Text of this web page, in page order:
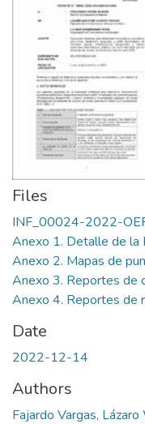
Files
INF_00024-2022-
Anexo 1. Detalle de la
Anexo 2. Mapas de
Anexo 3. Reportes de
Anexo 4. Reportes de
Date
2022-12-14
Authors
Fajardo Vargas,